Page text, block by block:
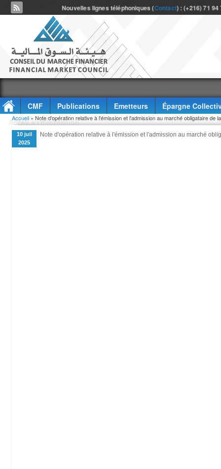
Nouvelles lignes téléphoniques (Contact) : (+216) 71
CMF Publications Emetteurs
Épargne
Accès à l'information
Vous êtes ici
Accueil » Note d'opération relative à l'émission et l'admission au marché obligataire de
10 juil
2025
Note d'opération relative à l'émission et l'admission au marché